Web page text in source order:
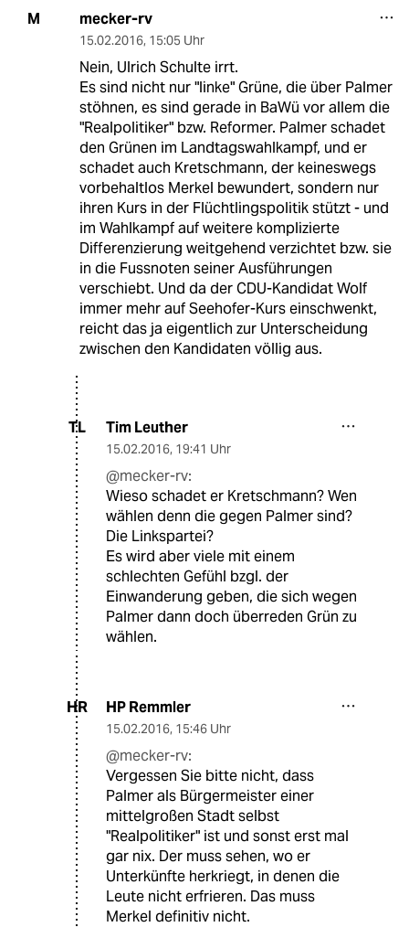
M mecker-rv
15.02.2016, 15:05 Uhr
Nein, Ulrich Schulte irrt.
Es sind nicht nur "linke" Grüne, die über Palmer
stöhnen, es sind gerade in BaWü vor allem die
"Realpolitiker" bzw. Reformer. Palmer schadet
den Grünen im Landtagswahlkampf, und er
schadet auch Kretschmann, der keineswegs
vorbehaltlos Merkel bewundert, sondern nur
ihren Kurs in der Flüchtlingspolitik stützt - und
im Wahlkampf auf weitere komplizierte
Differenzierung weitgehend verzichtet bzw. sie
in die Fussnoten seiner Ausführungen
verschiebt. Und da der CDU-Kandidat Wolf
immer mehr auf Seehofer-Kurs einschwenkt,
reicht das ja eigentlich zur Unterscheidung
zwischen den Kandidaten völlig aus.
TL Tim Leuther
15.02.2016, 19:41 Uhr
@mecker-rv:
Wieso schadet er Kretschmann? Wen
wählen denn die gegen Palmer sind?
Die Linkspartei?
Es wird aber viele mit einem
schlechten Gefühl bzgl. der
Einwanderung geben, die sich wegen
Palmer dann doch überreden Grün zu
wählen.
HR HP Remmler
15.02.2016, 15:46 Uhr
@mecker-rv:
Vergessen Sie bitte nicht, dass
Palmer als Bürgermeister einer
mittelgroßen Stadt selbst
"Realpolitiker" ist und sonst erst mal
gar nix. Der muss sehen, wo er
Unterkünfte herkriegt, in denen die
Leute nicht erfrieren. Das muss
Merkel definitiv nicht.